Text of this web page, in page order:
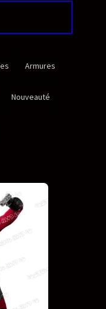
Armures
Nouveauté